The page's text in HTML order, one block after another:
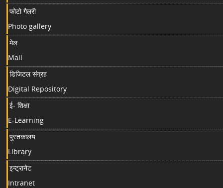
फोटो गैलरी
Photo gallery
मेल
Mail
डिजिटल संग्रह
Digital Repository
ई- शिक्षा
E-Learning
पुस्तकालय
Library
इन्ट्रानेट
Intranet